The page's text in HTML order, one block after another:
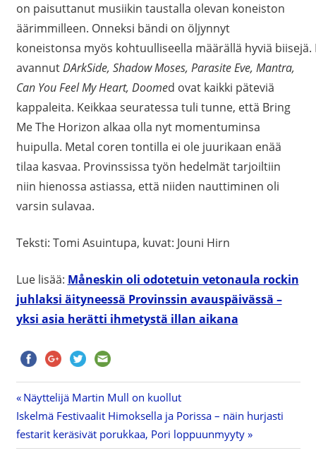
on paisuttanut musiikin taustalla olevan koneiston
äärimmilleen. Onneksi bändi on öljynnyt
koneistonsa myös kohtuulliseella määrällä hyviä biisejä.
avannutDArkSide, Shadow Moses, Parasite Eve, Mantra,
Can You Feel My Heart, Doomed ovat kaikki päteviä
kappaleita. Keikkaa seuratessa tuli tunne, että Bring
Me The Horizon alkaa olla nyt momentuminsa
huipulla. Metal coren tontilla ei ole juurikaan enää
tilaa kasvaa. Provinssissa työn hedelmät tarjoiltiin
niin hienossa astiassa, että niiden nauttiminen oli
varsin sulavaa.
Teksti: Tomi Asuintupa, kuvat: Jouni Hirn
Lue lisää: Måneskin oli odotetuin vetonaula rockin
juhlaksi äityneessä Provinssin avauspäivässä –
yksi asia herätti ihmetystä illan aikana
Artikkelien
selaus
Previous
Post:
Näyttelijä Martin Mull on kuollut
Next
Post:
Iskelmä Festivaalit Himoksella ja Porissa – näin hurjasti
festarit keräsivät porukkaa, Pori loppuunmyyty